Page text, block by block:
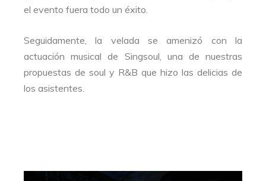
el evento fuera todo un éxito.
Seguidamente, la velada se amenizó con la
actuación musical de Singsoul, una de nuestras
propuestas de soul y R&B que hizo las delicias de
los asistentes.